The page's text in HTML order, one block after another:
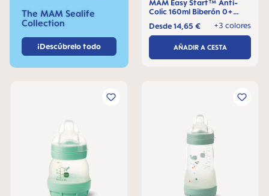
The MAM Sealife
Collection
¡Descúbrelo todo
MAM Easy Start™ Anti-
Colic 160ml Biberón 0+
+3 colores
Desde14,65 €
AÑADIR A CESTA